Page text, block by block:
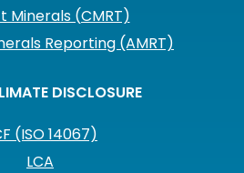
Minerals (CMRT)
Reporting (AMRT)
DISCLOSURE
(ISO 14067)
LCA